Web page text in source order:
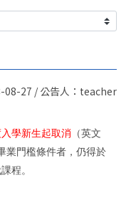
08-27 / 公告人：teacher
學新生起取消 （英文
業門檻條件者，仍得於
程。